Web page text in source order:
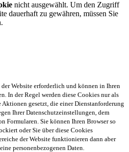
nicht ausgewählt. Um den Zugriff
dauerhaft zu gewähren, müssen Sie
Website erforderlich und können in Ihren
In der Regel werden diese Cookies nur als
gesetzt, die einer Dienstanforderung
Ihrer Datenschutzeinstellungen, dem
Formularen. Sie können Ihren Browser so
oder Sie über diese Cookies
der Website funktionieren dann aber
personenbezogenen Daten.